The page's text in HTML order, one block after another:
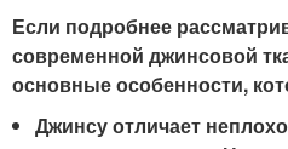
Если подробнее
современной джинсовой
основные особенности,
Джинсу отличает